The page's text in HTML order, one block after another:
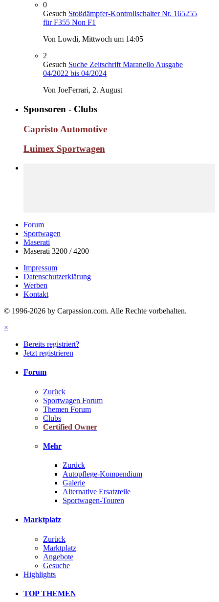
0
Gesuch Stoßdämpfer-Kontrollschalter Nr. 165255
für F355 Non F1
Von Lowdi, Mittwoch um 14:05
2
Gesuch Suche Zeitschrift Maranello Ausgabe
04/2022 bis 04/2024
Von JoeFerrari, 2. August
Sponsoren - Clubs
Capristo Automotive
Luimex Sportwagen
Forum
Sportwagen
Maserati
Maserati 3200 / 4200
Impressum
Datenschutzerklärung
Werben
Kontakt
© 1996-2026 by Carpassion.com. Alle Rechte vorbehalten.
×
Bereits registriert?
Jetzt registrieren
Forum
Zurück
Sportwagen Forum
Themen Forum
Clubs
Certified Owner
Mehr
Zurück
Autopflege-Kompendium
Galerie
Alternative Ersatzteile
Sportwagen-Touren
Marktplatz
Zurück
Marktplatz
Angebote
Gesuche
Highlights
TOP THEMEN